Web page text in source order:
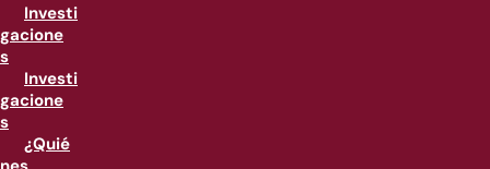
Investi
gacione
s
Investi
gacione
s
¿Quié